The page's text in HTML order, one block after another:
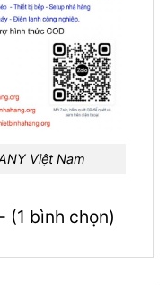
Việt Nam
(1 bình chọn)